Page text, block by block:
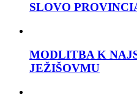
SLOVO
MODLITBA K
JEŽIŠOVMU